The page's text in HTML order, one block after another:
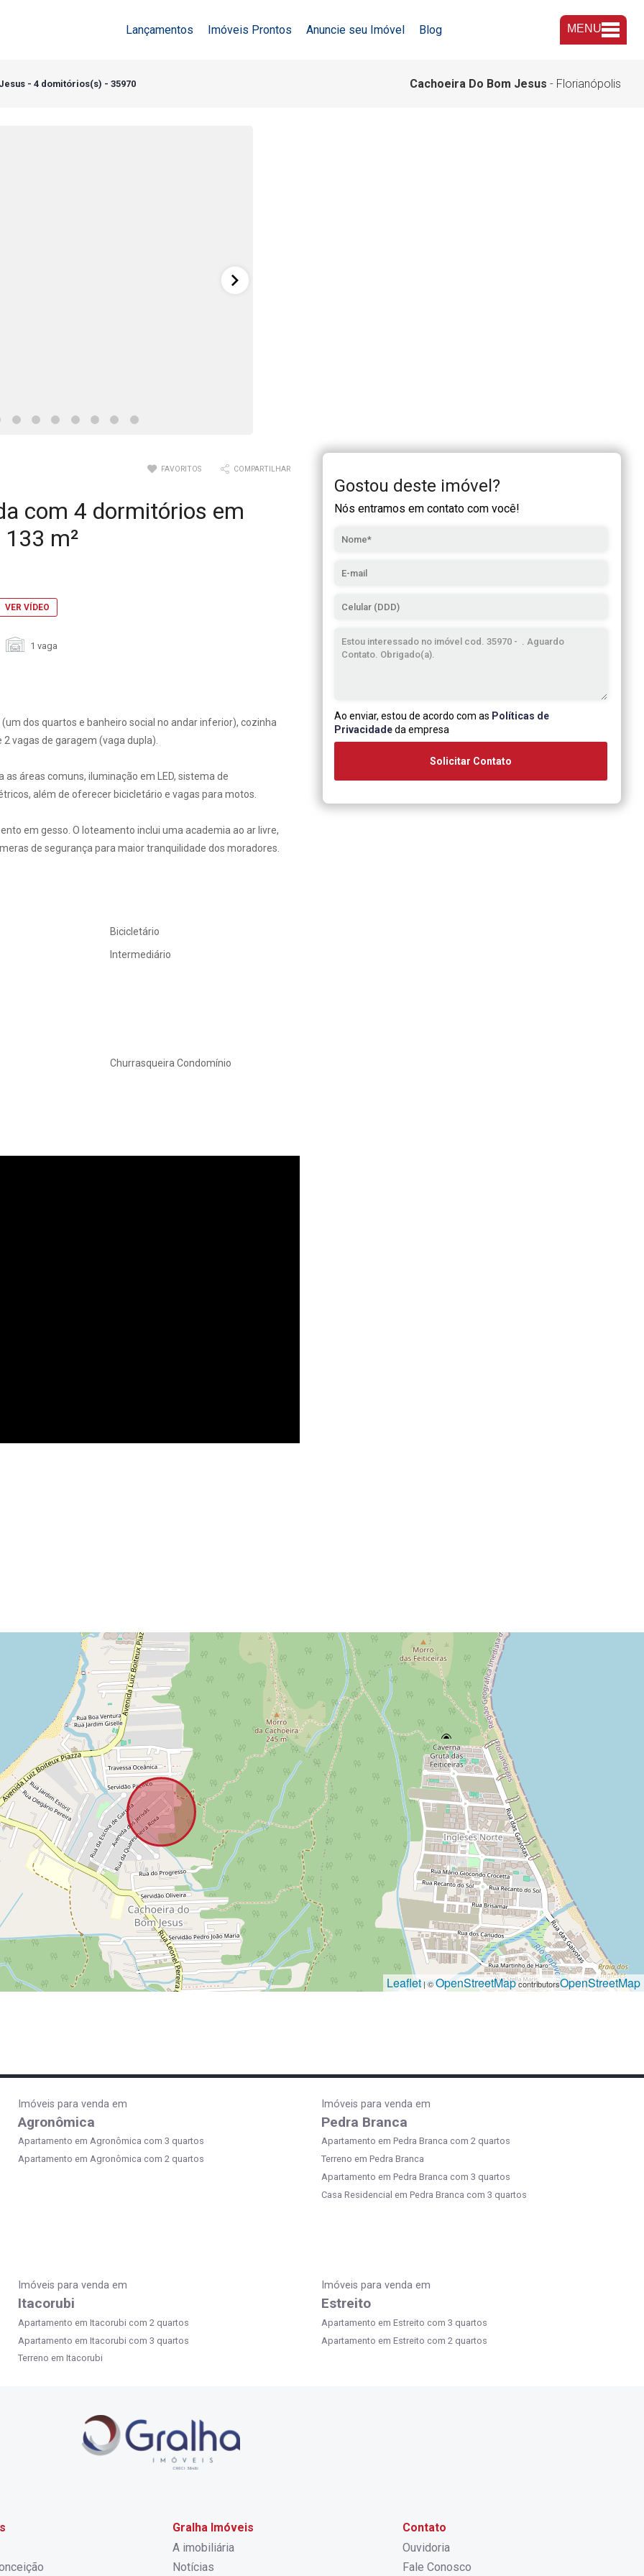
Lançamentos Imóveis Prontos Anuncie seu Imóvel Blog MENU
- 4 domitórios(s) - 35970 Cachoeira Do Bom Jesus - Florianópolis
FAVORITOS COMPARTILHAR
com 4 dormitórios em
m²
VER VÍDEO
1 vaga
dos quartos e banheiro social no andar inferior), cozinha
vagas de garagem (vaga dupla).
áreas comuns, iluminação em LED, sistema de
além de oferecer bicicletário e vagas para motos.
em gesso. O loteamento inclui uma academia ao ar livre,
de segurança para maior tranquilidade dos moradores.
Bicicletário
Intermediário
Churrasqueira Condomínio
Gostou deste imóvel?
Nós entramos em contato com você!
Ao enviar, estou de acordo com as Políticas de
Privacidadeda empresa
Solicitar Contato
Leaflet| ©OpenStreetMapcontributorsOpenStreetMap
Imóveis para venda em
Agronômica
Apartamento em Agronômica com 3 quartos
Apartamento em Agronômica com 2 quartos
Imóveis para venda em
Pedra Branca
Apartamento em Pedra Branca com 2 quartos
Terreno em Pedra Branca
Apartamento em Pedra Branca com 3 quartos
Casa Residencial em Pedra Branca com 3 quartos
Imóveis para venda em
Itacorubi
Apartamento em Itacorubi com 2 quartos
Apartamento em Itacorubi com 3 quartos
Terreno em Itacorubi
Imóveis para venda em
Estreito
Apartamento em Estreito com 3 quartos
Apartamento em Estreito com 2 quartos
Gralha Imóveis
A imobiliária
Notícias
Contato
Ouvidoria
Fale Conosco